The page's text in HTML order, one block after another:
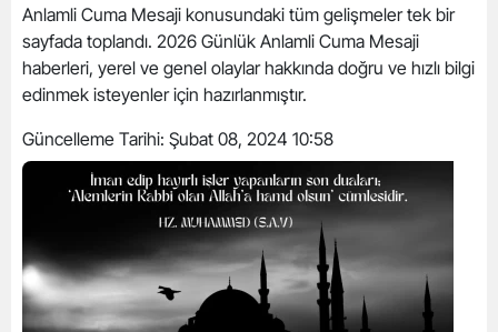
Anlamli Cuma Mesaji konusundaki tüm gelişmeler tek bir
sayfada toplandı. 2026 Günlük Anlamli Cuma Mesaji
haberleri, yerel ve genel olaylar hakkında doğru ve hızlı bilgi
edinmek isteyenler için hazırlanmıştır.
Güncelleme Tarihi: Şubat 08, 2024 10:58